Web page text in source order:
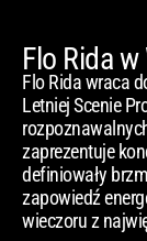
Flo Rida
Flo Rida wraca
Letniej Scenie
zaprezentuje
definiowały
zapowiedź
wieczoru z